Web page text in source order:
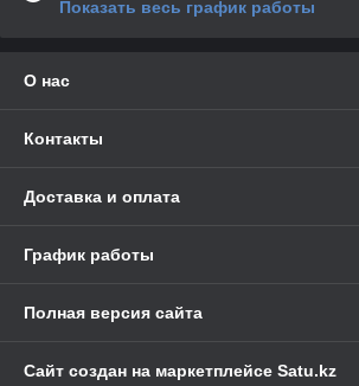
Показать весь график работы
О нас
Контакты
Доставка и оплата
График работы
Полная версия сайта
Сайт создан на маркетплейсе Satu.kz